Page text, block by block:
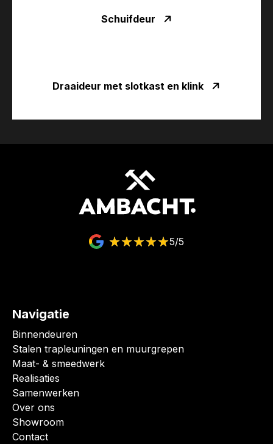
Schuifdeur
Draaideur met slotkast en klink
5/5
Navigatie
Binnendeuren
Stalen trapleuningen en muurgrepen
Maat- & smeedwerk
Realisaties
Samenwerken
Over ons
Showroom
Contact